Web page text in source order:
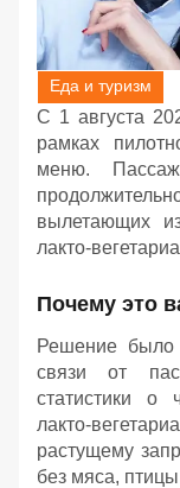
Еда и туризм
С 1 августа
рамках
меню.
вылетающих
лакто-
Почему это
Решение было
связи от
статистики о
лакто-
растущему
без мяса,